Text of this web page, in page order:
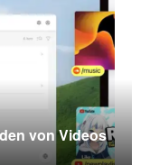
von Videos